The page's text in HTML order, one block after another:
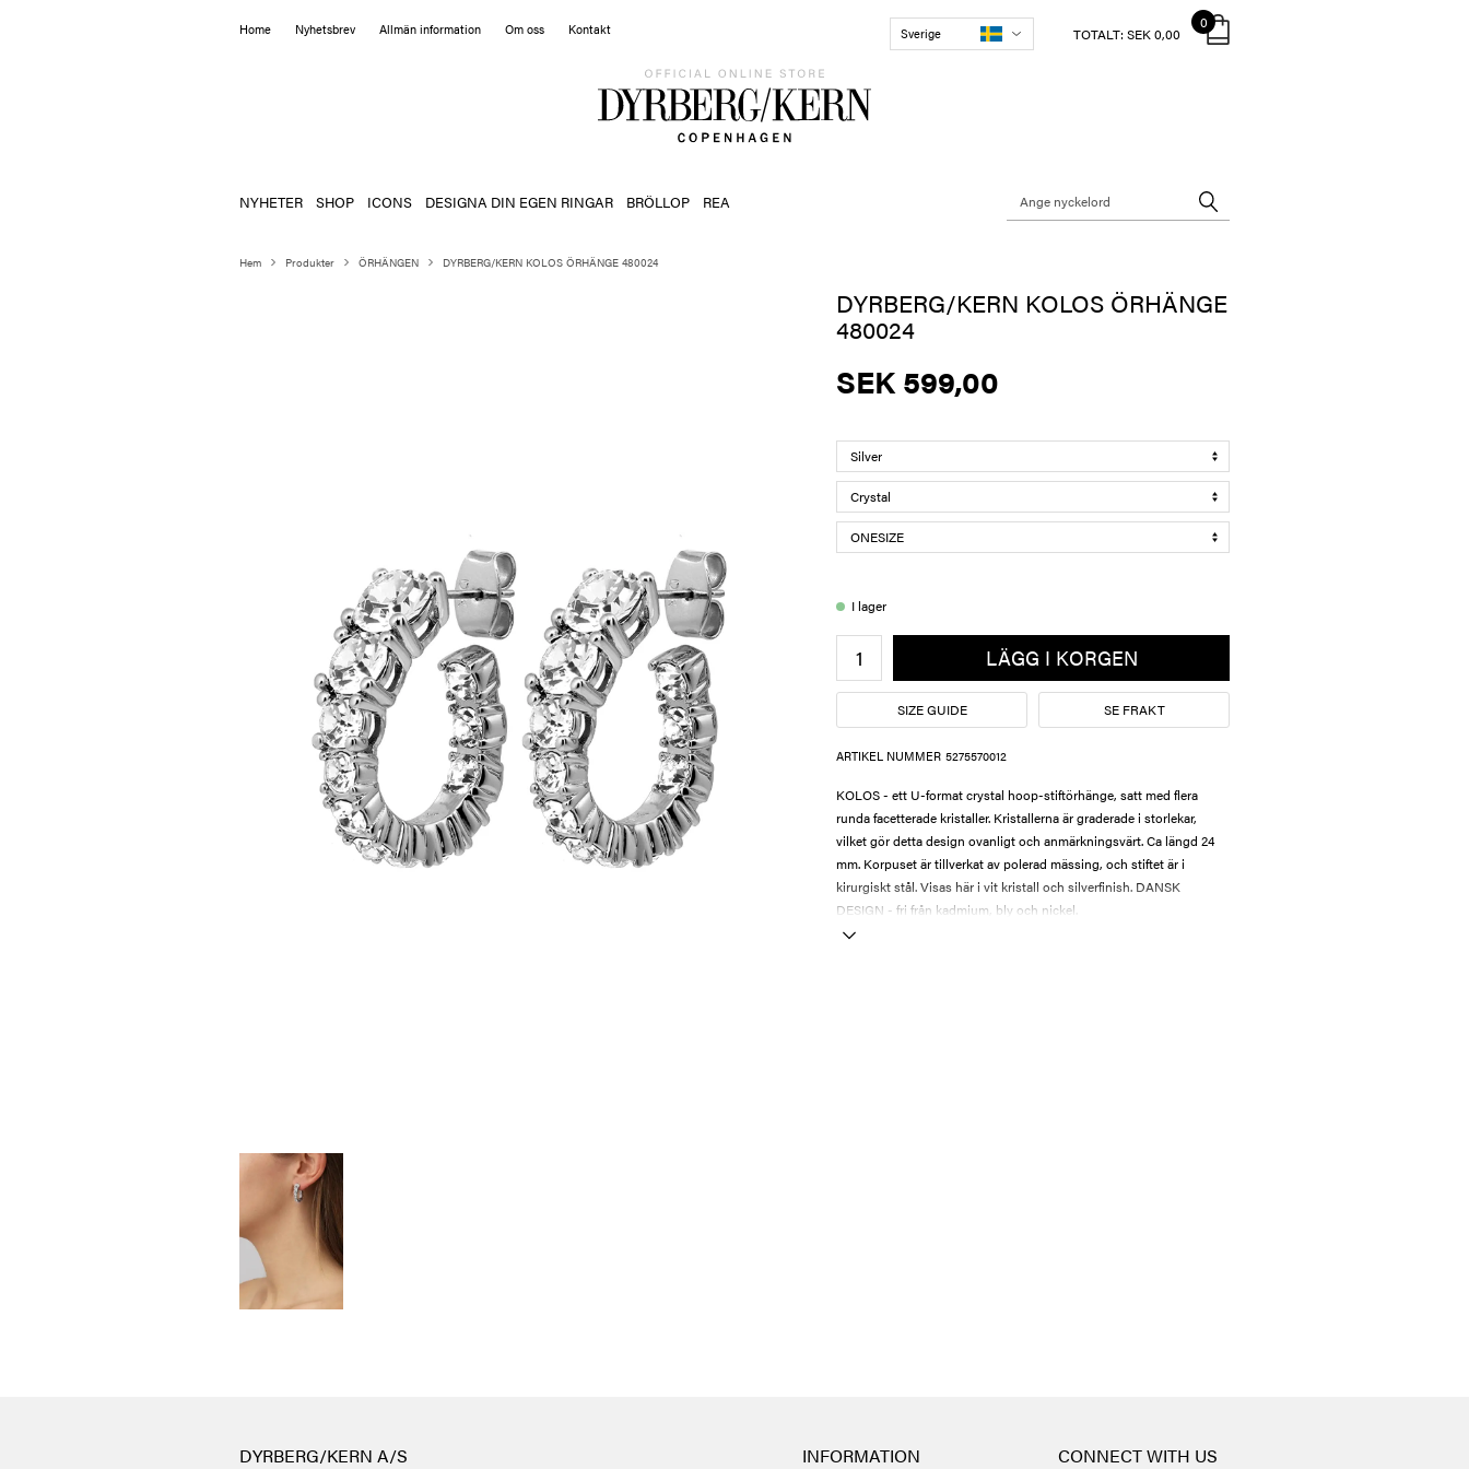
Home Nyhetsbrev Allmän information Om oss Kontakt Sverige
0
TOTALT: SEK 0,00
NYHETER SHOP ICONS DESIGNA DIN EGEN RINGAR BRÖLLOP REA
Hem Produkter ÖRHÄNGEN DYRBERG/KERN KOLOS ÖRHÄNGE 480024
DYRBERG/KERN KOLOS ÖRHÄNGE
480024
SEK 599,00
I lager
LÄGG I KORGEN
SIZE GUIDE SE FRAKT
ARTIKEL NUMMER 5275570012
KOLOS - ett U-format crystal hoop-stiftörhänge, satt med flera
runda facetterade kristaller. Kristallerna är graderade i storlekar,
vilket gör detta design ovanligt och anmärkningsvärt. Ca längd 24
mm. Korpuset är tillverkat av polerad mässing, och stiftet är i
kirurgiskt stål. Visas här i vit kristall och silverfinish. DANSK
DESIGN - fri från kadmium, bly och nickel.
DYRBERG/KERN A/S INFORMATION CONNECT WITH US